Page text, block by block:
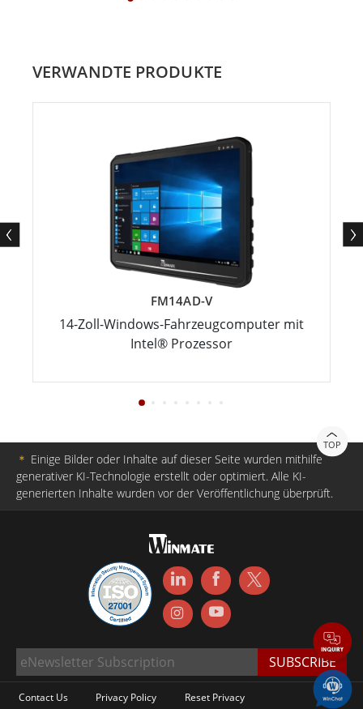
VERWANDTE PRODUKTE
FM14AD-V
14-Zoll-Windows-Fahrzeugcomputer mit
Intel® Prozessor
TOP
＊ Einige Bilder oder Inhalte auf dieser Seite wurden mithilfe
generativer KI-Technologie erstellt oder optimiert. Alle KI-
generierten Inhalte wurden vor der Veröffentlichung überprüft.
Contact Us Privacy Policy Reset Privacy